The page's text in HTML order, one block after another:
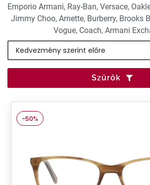
Emporio Armani, Ray-Ban, Versace,
Jimmy Choo, Arnette, Burberry, Brooks
Vogue, Coach, Armani
Szűrők
-50%